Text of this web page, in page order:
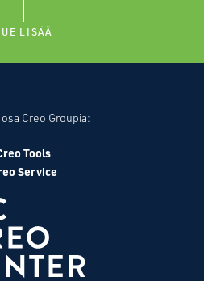
LISÄÄ
Creo Groupia:
Tools
Service